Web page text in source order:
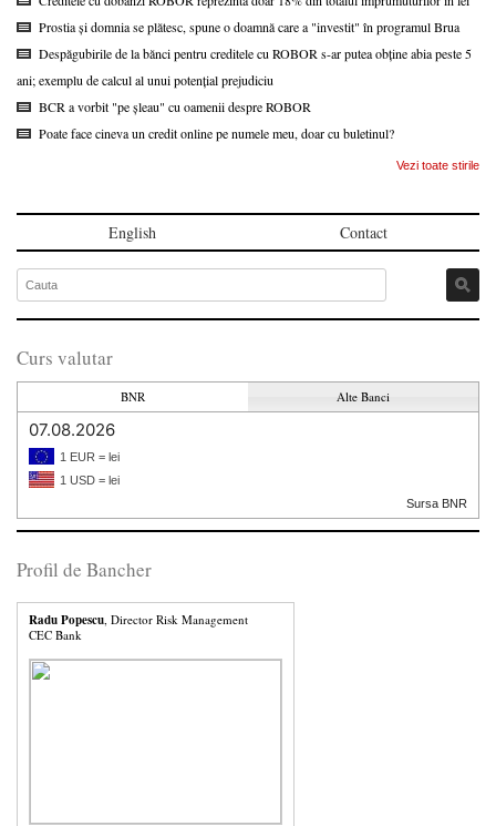
Prostia și domnia se plătesc, spune o doamnă care a "investit" în programul Brua
Despăgubirile de la bănci pentru creditele cu ROBOR s-ar putea obține abia peste 5
ani; exemplu de calcul al unui potențial prejudiciu
BCR a vorbit "pe șleau" cu oamenii despre ROBOR
Poate face cineva un credit online pe numele meu, doar cu buletinul?
Vezi toate stirile
English Contact
Curs valutar
BNR Alte Banci
07.08.2026
1 EUR = lei
1 USD = lei
Sursa BNR
Profil de Bancher
Radu Popescu , Director Risk Management
CEC Bank